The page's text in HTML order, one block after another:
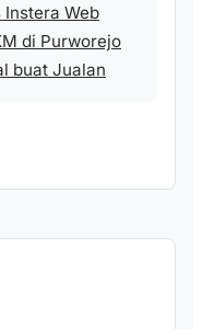
Instera Web
di Purworejo
buat Jualan